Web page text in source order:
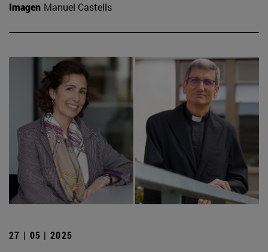
Imagen Manuel Castells
27 | 05 | 2025